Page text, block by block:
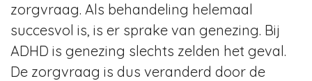
zorgvraag. Als behandeling helemaal
succesvol is, is er sprake van genezing. Bij
ADHD is genezing slechts zelden het geval.
De zorgvraag is dus veranderd door de